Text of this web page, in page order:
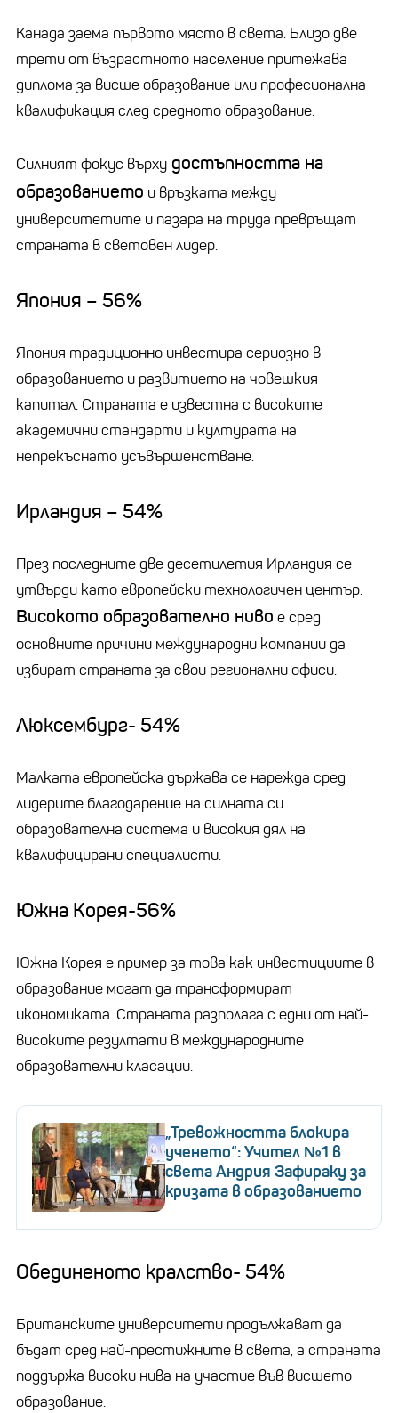
Канада заема първото място в света. Близо две
трети от възрастното население притежава
диплома за висше образование или професионална
квалификация след средното образование.
Силният фокус върху достъпността на
образованието и връзката между
университетите и пазара на труда превръщат
страната в световен лидер.
Япония – 56%
Япония традиционно инвестира сериозно в
образованието и развитието на човешкия
капитал. Страната е известна с високите
академични стандарти и културата на
непрекъснато усъвършенстване.
Ирландия – 54%
През последните две десетилетия Ирландия се
утвърди като европейски технологичен център.
Високото образователно ниво е сред
основните причини международни компании да
избират страната за свои регионални офиси.
Люксембург- 54%
Малката европейска държава се нарежда сред
лидерите благодарение на силната си
образователна система и високия дял на
квалифицирани специалисти.
Южна Корея-56%
Южна Корея е пример за това как инвестициите в
образование могат да трансформират
икономиката. Страната разполага с едни от най-
високите резултати в международните
образователни класации.
„Тревожността блокира
ученето“: Учител №1 в
света Андрия Зафираку за
кризата в образованието
Обединеното кралство- 54%
Британските университети продължават да
бъдат сред най-престижните в света, а страната
поддържа високи нива на участие във висшето
образование.